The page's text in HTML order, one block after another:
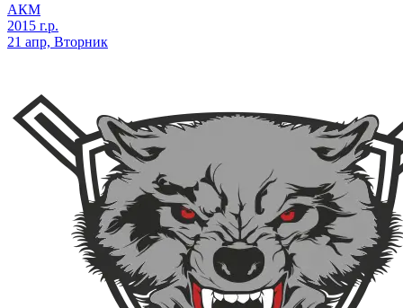
АКМ
2015 г.р.
21 апр, Вторник